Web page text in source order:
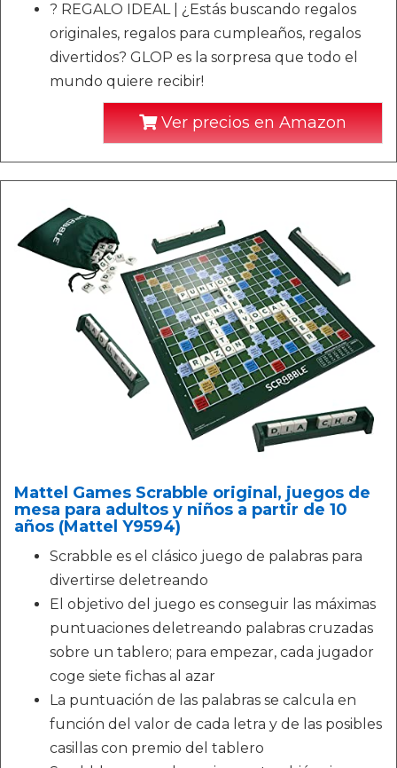
? REGALO IDEAL | ¿Estás buscando regalos
originales, regalos para cumpleaños, regalos
divertidos? GLOP es la sorpresa que todo el
mundo quiere recibir!
Ver precios en Amazon
Mattel Games Scrabble original, juegos de
mesa para adultos y niños a partir de 10
años (Mattel Y9594)
Scrabble es el clásico juego de palabras para
divertirse deletreando
El objetivo del juego es conseguir las máximas
puntuaciones deletreando palabras cruzadas
sobre un tablero; para empezar, cada jugador
coge siete fichas al azar
La puntuación de las palabras se calcula en
función del valor de cada letra y de las posibles
casillas con premio del tablero